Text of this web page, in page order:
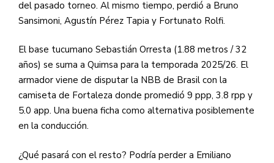
del pasado torneo. Al mismo tiempo, perdió a Bruno
Sansimoni, Agustín Pérez Tapia y Fortunato Rolfi.
El base tucumano Sebastián Orresta (1.88 metros / 32
años) se suma a Quimsa para la temporada 2025/26. El
armador viene de disputar la NBB de Brasil con la
camiseta de Fortaleza donde promedió 9 ppp, 3.8 rpp y
5.0 app. Una buena ficha como alternativa posiblemente
en la conducción.
¿Qué pasará con el resto? Podría perder a Emiliano